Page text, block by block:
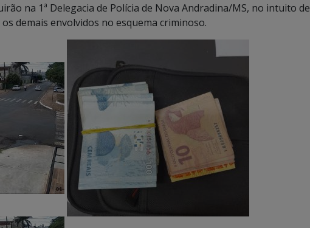
na 1ª Delegacia de Polícia de Nova Andradina/MS, no intuito de
demais envolvidos no esquema criminoso.